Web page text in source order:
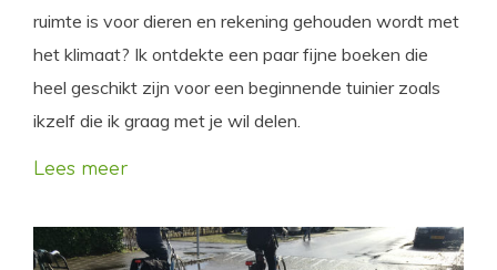
ruimte is voor dieren en rekening gehouden wordt met
het klimaat? Ik ontdekte een paar fijne boeken die
heel geschikt zijn voor een beginnende tuinier zoals
ikzelf die ik graag met je wil delen.
Lees meer